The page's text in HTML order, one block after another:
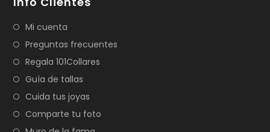
Mi cuenta
Preguntas frecuentes
Regala 101Collares
Guía de tallas
Cuida tus joyas
Comparte tu foto